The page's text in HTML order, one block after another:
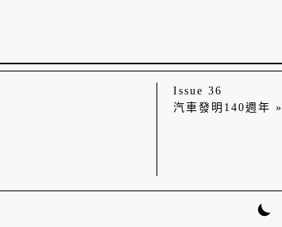
Issue 36
汽車發明140週年 »